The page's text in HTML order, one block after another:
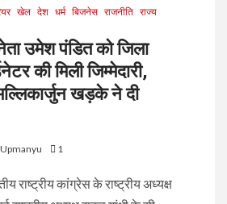
खेल देश धर्म बिजनेस राजनीति राज्य
उमेश पंडित को जिला
की मिली जिम्मेदारी,
खड़के ने दी
1
कांग्रेस के राष्ट्रीय अध्यक्ष